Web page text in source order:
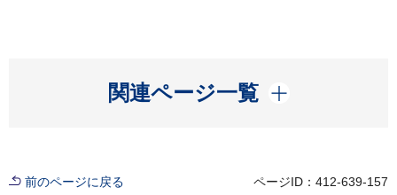
関連ページ一覧
開く
前のページに戻る ページID：412-639-157